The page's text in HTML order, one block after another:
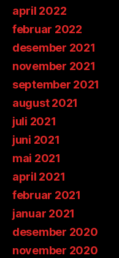
april 2022
februar 2022
desember 2021
november 2021
september 2021
august 2021
juli 2021
juni 2021
mai 2021
april 2021
februar 2021
januar 2021
desember 2020
november 2020